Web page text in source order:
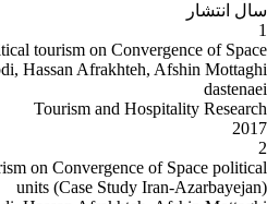
سال انتشار
1
tourism on Convergence of Space
Hassan Afrakhteh, Afshin Mottaghi
dastenaei
Tourism and Hospitality Research
2017
2
on Convergence of Space political
units (Case Study Iran-Azarbayejan)